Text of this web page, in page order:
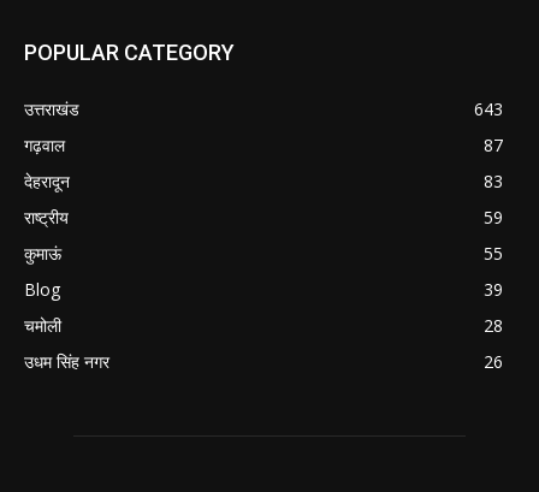
POPULAR CATEGORY
उत्तराखंड
643
गढ़वाल
87
देहरादून
83
राष्ट्रीय
59
कुमाऊं
55
Blog
39
चमोली
28
उधम सिंह नगर
26